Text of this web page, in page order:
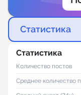
Статистика
Статистика
Количество постов
Среднее количество